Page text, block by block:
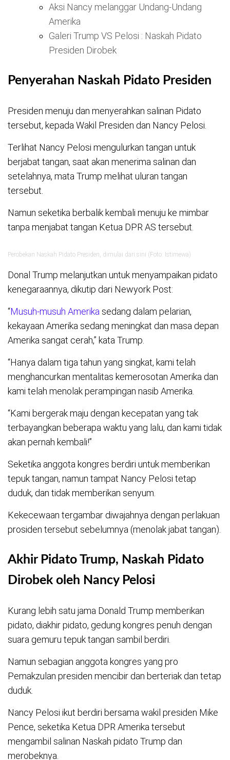
Aksi Nancy melanggar Undang-Undang
Amerika
Galeri Trump VS Pelosi : Naskah Pidato
Presiden Dirobek
Penyerahan Naskah Pidato Presiden
Presiden menuju dan menyerahkan salinan Pidato
tersebut, kepada Wakil Presiden dan Nancy Pelosi.
Terlihat Nancy Pelosi mengulurkan tangan untuk
berjabat tangan, saat akan menerima salinan dan
setelahnya, mata Trump melihat uluran tangan
tersebut.
Namun seketika berbalik kembali menuju ke mimbar
tanpa menjabat tangan Ketua DPR AS tersebut.
Perobekan Naskah Pidato Presiden, dimulai dari sini (Foto: Istimewa)
Donal Trump melanjutkan untuk menyampaikan pidato
kenegaraannya, dikutip dari Newyork Post:
“Musuh-musuh Amerika sedang dalam pelarian,
kekayaan Amerika sedang meningkat dan masa depan
Amerika sangat cerah,” kata Trump.
“Hanya dalam tiga tahun yang singkat, kami telah
menghancurkan mentalitas kemerosotan Amerika dan
kami telah menolak perampingan nasib Amerika.
“Kami bergerak maju dengan kecepatan yang tak
terbayangkan beberapa waktu yang lalu, dan kami tidak
akan pernah kembali!”
Seketika anggota kongres berdiri untuk memberikan
tepuk tangan, namun tampat Nancy Pelosi tetap
duduk, dan tidak memberikan senyum.
Kekecewaan tergambar diwajahnya dengan perlakuan
prosiden tersebut sebelumnya (menolak jabat tangan).
Akhir Pidato Trump, Naskah Pidato
Dirobek oleh Nancy Pelosi
Kurang lebih satu jama Donald Trump memberikan
pidato, diakhir pidato, gedung kongres penuh dengan
suara gemuru tepuk tangan sambil berdiri.
Namun sebagian anggota kongres yang pro
Pemakzulan presiden mencibir dan berteriak dan tetap
duduk.
Nancy Pelosi ikut berdiri bersama wakil presiden Mike
Pence, seketika Ketua DPR Amerika tersebut
mengambil salinan Naskah pidato Trump dan
merobeknya.